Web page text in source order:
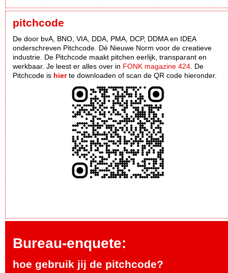
pitchcode
De door bvA, BNO, VIA, DDA, PMA, DCP, DDMA en IDEA
onderschreven Pitchcode. Dè Nieuwe Norm voor de creatieve
industrie. De Pitchcode maakt pitchen eerlijk, transparant en
werkbaar. Je leest er alles over in FONK magazine 424 . De
Pitchcode is hierte downloaden of scan de QR code hieronder.
Bureau-enquete:
hoe gebruik jij de pitchcode?